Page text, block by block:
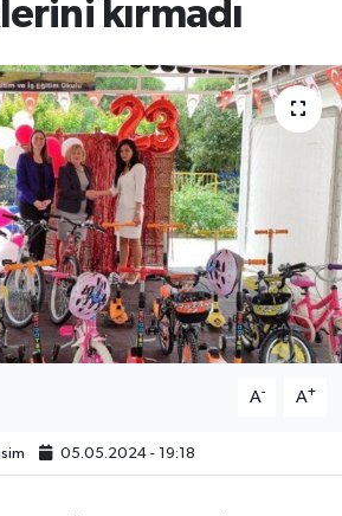
kırmadı
A- A+
05.05.2024 - 19:18